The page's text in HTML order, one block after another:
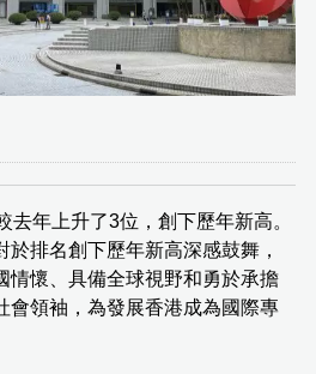
去年上升了3位，創下歷年新高。
排名創下歷年新高深感鼓舞，
情懷、具備全球視野和勇於承擔
會領袖，為發展香港成為國際專